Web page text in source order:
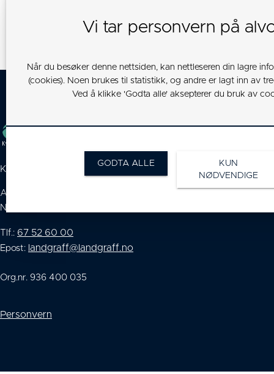
KONTAKT OSS
A.C. Landgraff AS
Nesveien 13, 1344 Haslum
Tlf.: 67 52 60 00
Epost: landgraff@landgraff.no
Org.nr. 936 400 035
Personvern
Vi tar personvern på
Når du besøker denne nettsiden, kan nettleseren din lagre
(cookies). Noen brukes til statistikk, og andre er lagt inn av
Ved å klikke 'Godta alle' aksepterer du bruk av
GODTA ALLE
KUN
NØDVENDIGE